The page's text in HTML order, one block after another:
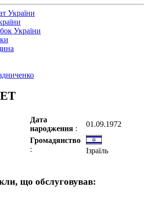
України
України
Дата
народження :
01.09.1972
Громадянство
:
Ізраїль
що обслуговував: